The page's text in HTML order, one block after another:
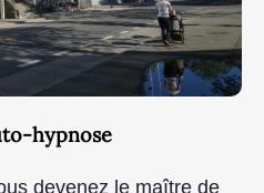
hypnose
devenez le maître de